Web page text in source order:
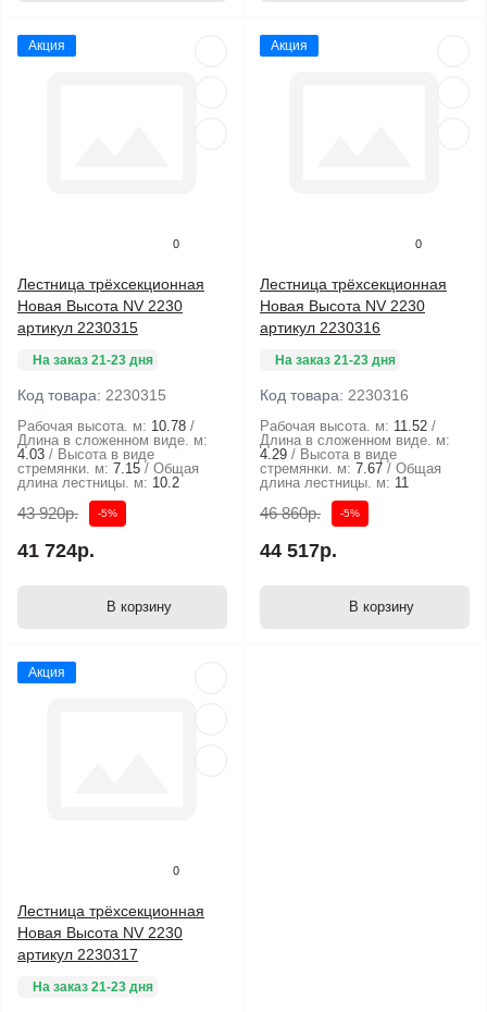
Акция
0
Лестница трёхсекционная
Новая Высота NV 2230
артикул 2230315
На заказ 21-23 дня
Код товара: 2230315
Рабочая высота. м: 10.78
Длина в сложенном виде. м:
4.03
Высота в виде
стремянки. м: 7.15
Общая
длина лестницы. м: 10.2
43 920р. -5%
41 724р.
В корзину
Акция
0
Лестница трёхсекционная
Новая Высота NV 2230
артикул 2230316
На заказ 21-23 дня
Код товара: 2230316
Рабочая высота. м: 11.52
Длина в сложенном виде. м:
4.29
Высота в виде
стремянки. м: 7.67
Общая
длина лестницы. м: 11
46 860р. -5%
44 517р.
В корзину
Акция
0
Лестница трёхсекционная
Новая Высота NV 2230
артикул 2230317
На заказ 21-23 дня